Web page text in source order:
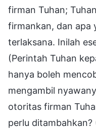
firman Tuhan;
firmankan, dan apa
terlaksana. Inilah
(Perintah Tuhan
hanya boleh
mengambil
otoritas firman
perlu